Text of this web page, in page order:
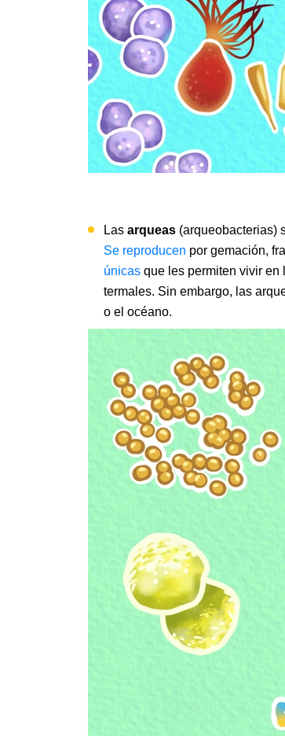
Las arqueas (arqueobacterias)
Se reproducen por gemación,
únicas que les permiten vivir en
termales. Sin embargo, las
o el océano.